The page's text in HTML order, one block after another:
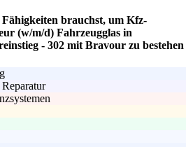
brauchst, um Kfz-
(w/m/d) Fahrzeugglas in
- 302 mit Bravour zu bestehen